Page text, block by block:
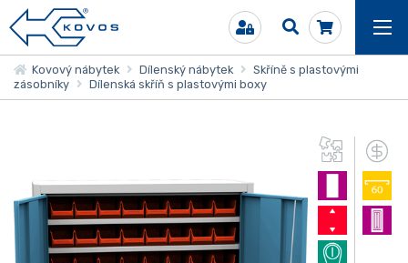
Kovový nábytek Dílenský nábytek
Skříně s plastovými
zásobníky
Dílenská skříň s plastovými boxy